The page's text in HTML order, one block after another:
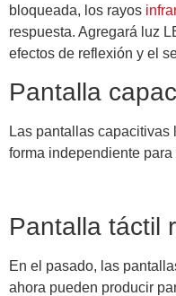
bloqueada, los rayos
respuesta. Agregará luz
efectos de reflexión y el
Pantalla
Las pantallas
forma independiente
Pantalla táctil
En el pasado, las
ahora pueden producir